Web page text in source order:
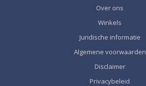
Over ons
Winkels
Juridische informatie
Algemene voorwaarden
Disclaimer
Privacybeleid